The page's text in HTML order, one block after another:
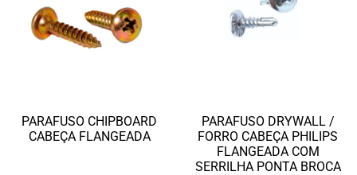
PARAFUSO CHIPBOARD
CABEÇA FLANGEADA
PARAFUSO DRYWALL /
FORRO CABEÇA PHILIPS
FLANGEADA COM
SERRILHA PONTA BROCA